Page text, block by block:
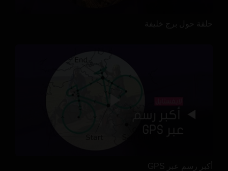
حلقة حول برج خليفة
أكبر رسم عبر GPS